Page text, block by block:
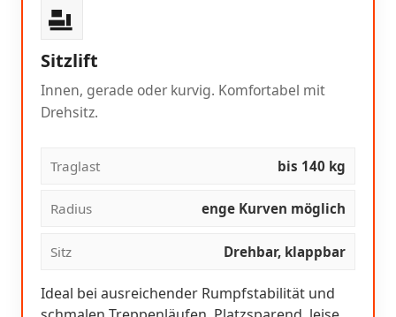
Sitzlift
Innen, gerade oder kurvig. Komfortabel mit
Drehsitz.
Traglast bis 140 kg
Radius enge Kurven möglich
Sitz Drehbar, klappbar
Ideal bei ausreichender Rumpfstabilität und